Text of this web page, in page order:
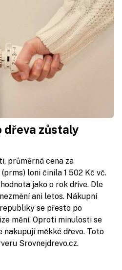
dřeva zůstaly
průměrná cena za
loni činila 1 502 Kč vč.
jako o rok dříve. Dle
ani letos. Nákupní
se přesto po
mění. Oproti minulosti se
nakupují měkké dřevo. Toto
Srovnejdrevo.cz.